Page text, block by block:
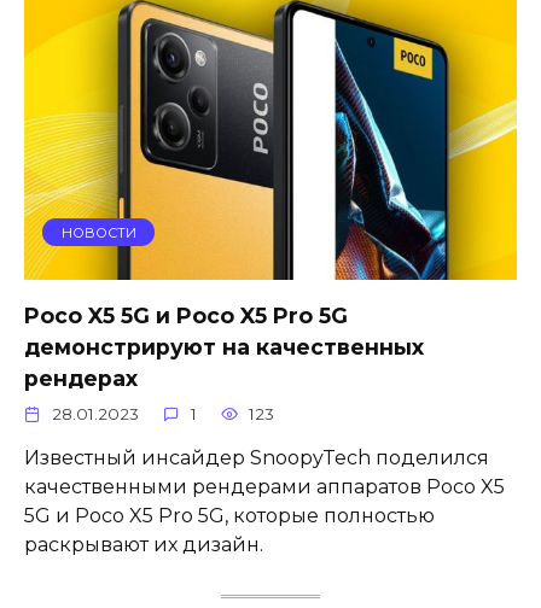
НОВОСТИ
Poco X5 5G и Poco X5 Pro 5G
демонстрируют на качественных
рендерах
28.01.2023 1 123
Известный инсайдер SnoopyTech поделился
качественными рендерами аппаратов Poco X5
5G и Poco X5 Pro 5G, которые полностью
раскрывают их дизайн.